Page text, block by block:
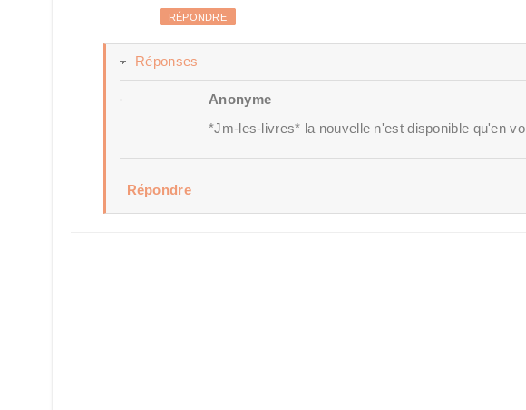
RÉPONDRE
Réponses
Anonyme
*Jm-les-livres* la nouvelle n'est disponible qu'en vo
Répondre